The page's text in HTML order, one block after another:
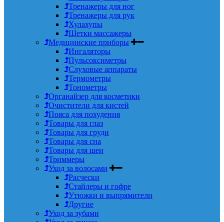
Тренажеры для ног
Тренажеры для рук
Хулахупы
Щетки массажеры
Медицинские приборы
Ингаляторы
Пульсоксиметры
Слуховые аппараты
Термометры
Тонометры
Органайзер для косметики
Очистители для кистей
Пояса для похудения
Товары для глаз
Товары для груди
Товары для сна
Товары для шеи
Триммеры
Уход за волосами
Расчески
Стайлеры и гофре
Утюжки и выпрямители
Другие
Уход за зубами